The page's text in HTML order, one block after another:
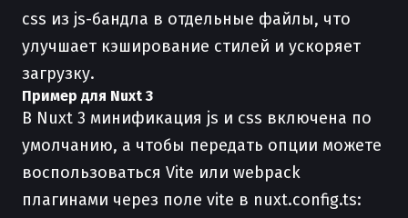
css из js-бандла в отдельные файлы, что
улучшает кэширование стилей и ускоряет
загрузку.
Пример для Nuxt 3
В Nuxt 3 минификация js и css включена по
умолчанию, а чтобы передать опции можете
воспользоваться Vite или webpack
плагинами через поле vite в nuxt.config.ts: